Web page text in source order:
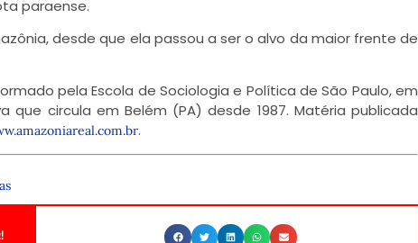
paraense.
desde que ela passou a ser o alvo da maior frente de
pela Escola de Sociologia e Política de São Paulo, em
que circula em Belém (PA) desde 1987. Matéria publicada
.